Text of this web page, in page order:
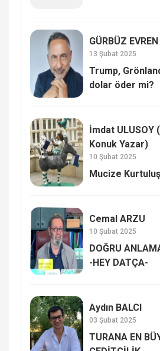
GÜRBÜZ EVREN
13 Şubat 2025
Trump,
dolar öder mi?
İmdat ULUSOY
Konuk Yazar)
10 Şubat 2025
Mucize Kurtuluş
Cemal ARZU
10 Şubat 2025
DOĞRU
-HEY DATÇA-
Aydın BALCI
03 Şubat 2025
TURANA EN